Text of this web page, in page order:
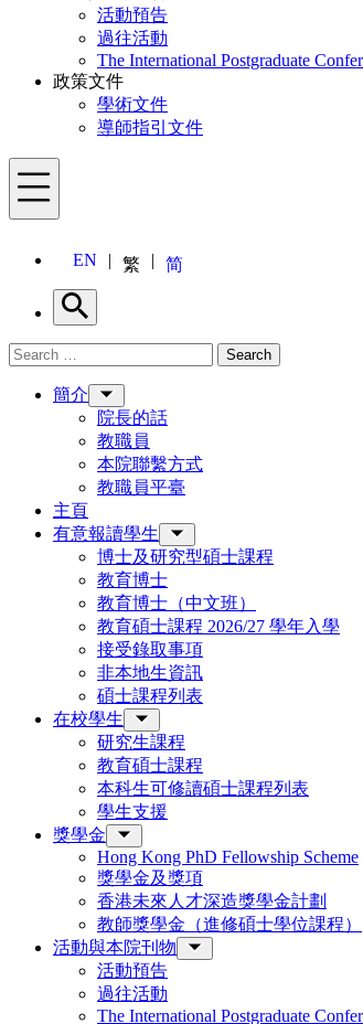
活動預告
過往活動
The International Postgraduate
政策文件
學術文件
導師指引文件
Menu
EN 繁 简
Search
Search for: Search
簡介
院長的話
教職員
本院聯繫方式
教職員平臺
主頁
有意報讀學生
博士及研究型碩士課程
教育博士
教育博士（中文班）
教育碩士課程 2026/27 學年入學
接受錄取事項
非本地生資訊
碩士課程列表
在校學生
研究生課程
教育碩士課程
本科生可修讀碩士課程列表
學生支援
獎學金
Hong Kong PhD Fellowship Scheme
獎學金及獎項
香港未來人才深造獎學金計劃
教師獎學金（進修碩士學位課程）
活動與本院刊物
活動預告
過往活動
The International Postgraduate